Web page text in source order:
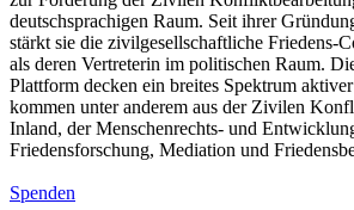
deutschsprachigen Raum. Seit ihrer
stärkt sie die zivilgesellschaftliche Friedens-
als deren Vertreterin im politischen Raum.
Plattform decken ein breites Spektrum
kommen unter anderem aus der Zivilen
Inland, der Menschenrechts- und
Friedensforschung, Mediation und
Spenden